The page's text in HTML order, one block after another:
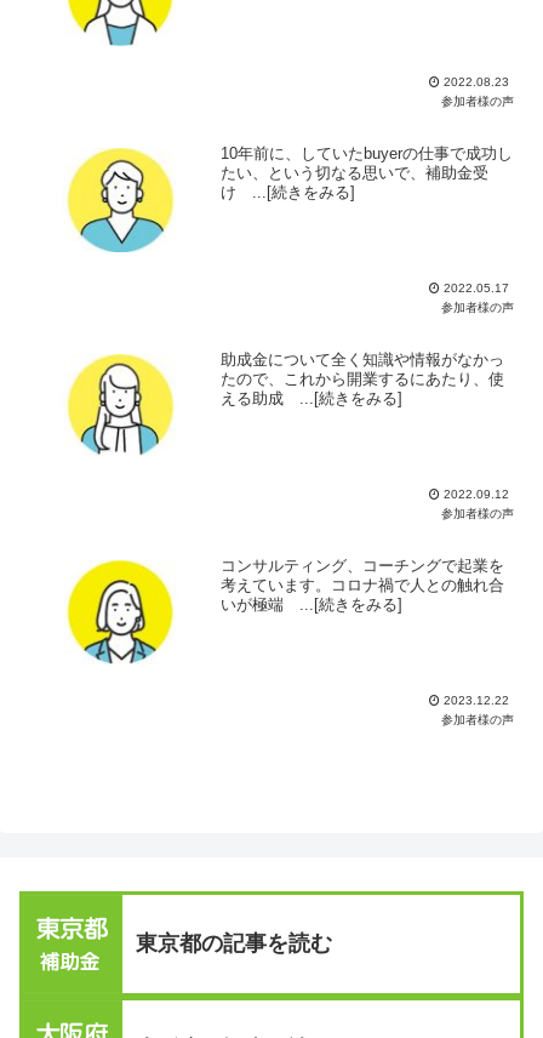
2022.08.23
参加者様の声
10年前に、していたbuyerの仕事で成功し
たい、という切なる思いで、補助金受
け ...[続きをみる]
2022.05.17
参加者様の声
助成金について全く知識や情報がなかっ
たので、これから開業するにあたり、使
える助成 ...[続きをみる]
2022.09.12
参加者様の声
コンサルティング、コーチングで起業を
考えています。コロナ禍で人との触れ合
いが極端 ...[続きをみる]
2023.12.22
参加者様の声
東京都の記事を読む